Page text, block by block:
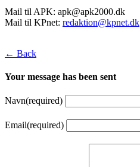
Mail til APK: apk@apk2000.dk
Mail til KPnet: redaktion@kpnet.dk
← Back
Your message has been sent
Navn(required)
Email(required)